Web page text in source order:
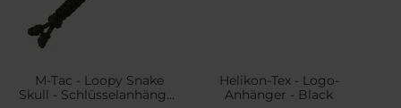
M-Tac - Loopy Snake
Skull - Schlüsselanhänger
Helikon-Tex - Logo-
Anhänger - Black